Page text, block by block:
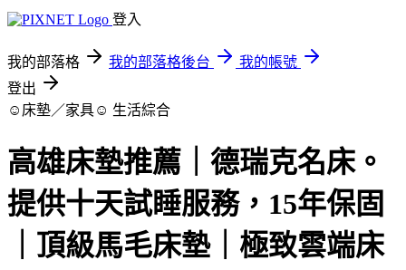
登入
我的部落格 我的部落格後台
我的帳號
登出
☺床墊／家具☺ 生活綜合
高雄床墊推薦｜德瑞克名床。
提供十天試睡服務，15年保固
｜頂級馬毛床墊｜極致雲端床